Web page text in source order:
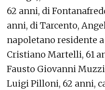
62 anni, di
anni, di Tarcento,
napoletano residente
Cristiano Martelli, 61
Fausto Giovanni
Luigi Pilloni, 62 anni,